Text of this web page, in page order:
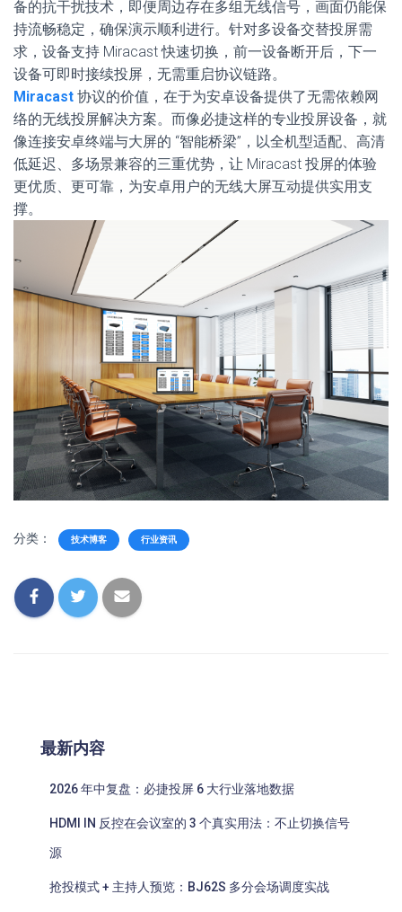
备的抗干扰技术，即便周边存在多组无线信号，画面仍能保
持流畅稳定，确保演示顺利进行。针对多设备交替投屏需
求，设备支持 Miracast 快速切换，前一设备断开后，下一
设备可即时接续投屏，无需重启协议链路。
Miracast 协议的价值，在于为安卓设备提供了无需依赖网
络的无线投屏解决方案。而像必捷这样的专业投屏设备，就
像连接安卓终端与大屏的 “智能桥梁”，以全机型适配、高清
低延迟、多场景兼容的三重优势，让 Miracast 投屏的体验
更优质、更可靠，为安卓用户的无线大屏互动提供实用支
撑。
分类： 技术博客 行业资讯
最新内容
2026 年中复盘：必捷投屏 6 大行业落地数据
HDMI IN 反控在会议室的 3 个真实用法：不止切换信号
源
抢投模式 + 主持人预览：BJ62S 多分会场调度实战